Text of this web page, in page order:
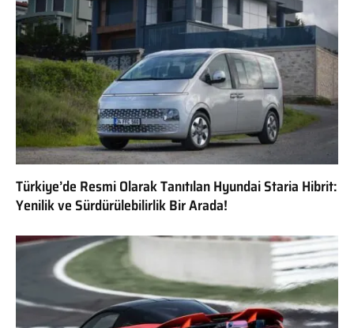
Türkiye’de Resmi Olarak Tanıtılan Hyundai Staria Hibrit:
Yenilik ve Sürdürülebilirlik Bir Arada!